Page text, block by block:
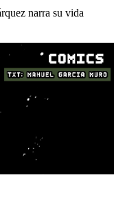
narra su vida